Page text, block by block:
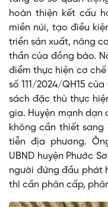
hoàn thiện kết cấu
miền núi, tạo điều
triển sản xuất, nâng
thần của đồng bào.
điểm thực hiện cơ
số 111/2024/QH15
sách đặc thù thực
gia. Huyện mạnh dạn
không cần thiết
tiễn địa phương.
UBND huyện Phước
người đứng đầu phát
thì cần phân cấp,